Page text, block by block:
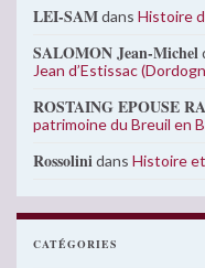
LEI-SAMdans Histoire
SALOMON Jean-Michel
Jean d’Estissac
ROSTAING EPOUSE
patrimoine du Breuil en
Rossolinidans Histoire
CATÉGORIES